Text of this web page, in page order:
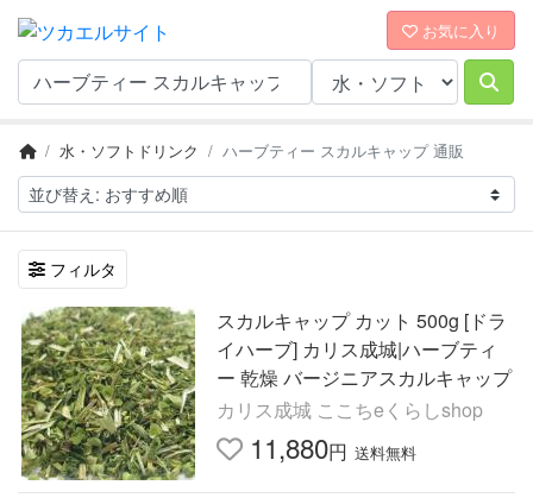
お気に入り
水・ソフトドリンク ハーブティー スカルキャップ 通販
フィルタ
スカルキャップ カット 500g [ドラ
イハーブ] カリス成城|ハーブティ
ー 乾燥 バージニアスカルキャップ
カリス成城 ここちeくらしshop
11,880円 送料無料